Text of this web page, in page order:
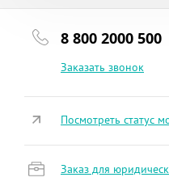
8 800 2000 500
Заказать звонок
Посмотреть статус
Заказ для